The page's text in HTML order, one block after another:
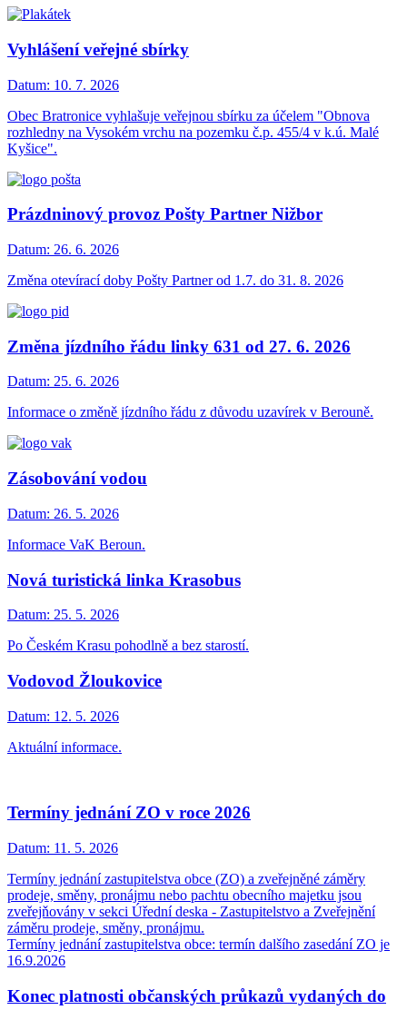
Vyhlášení veřejné sbírky
Datum: 10. 7. 2026
Obec Bratronice vyhlašuje veřejnou sbírku za účelem "Obnova
rozhledny na Vysokém vrchu na pozemku č.p. 455/4 v k.ú. Malé
Kyšice".
Prázdninový provoz Pošty Partner Nižbor
Datum: 26. 6. 2026
Změna otevírací doby Pošty Partner od 1.7. do 31. 8. 2026
Změna jízdního řádu linky 631 od 27. 6. 2026
Datum: 25. 6. 2026
Informace o změně jízdního řádu z důvodu uzavírek v Berouně.
Zásobování vodou
Datum: 26. 5. 2026
Informace VaK Beroun.
Nová turistická linka Krasobus
Datum: 25. 5. 2026
Po Českém Krasu pohodlně a bez starostí.
Vodovod Žloukovice
Datum: 12. 5. 2026
Aktuální informace.
Termíny jednání ZO v roce 2026
Datum: 11. 5. 2026
Termíny jednání zastupitelstva obce (ZO) a zveřejněné záměry
prodeje, směny, pronájmu nebo pachtu obecního majetku jsou
zveřejňovány v sekci Úřední deska - Zastupitelstvo a Zveřejnění
záměru prodeje, směny, pronájmu.
Termíny jednání zastupitelstva obce: termín dalšího zasedání ZO je
16.9.2026
Konec platnosti občanských průkazů vydaných do